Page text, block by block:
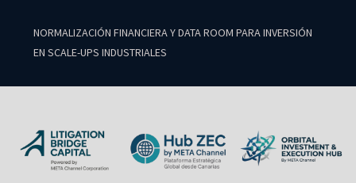
NORMALIZACIÓN FINANCIERA Y DATA ROOM PARA INVERSIÓN
EN SCALE-UPS INDUSTRIALES